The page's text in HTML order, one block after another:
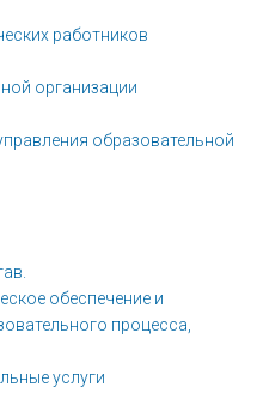
работников
организации
образовательной
обеспечение и
процесса,
услуги